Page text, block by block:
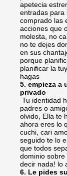
apetecia
entradas para
comprado las
acciones que
molesta, no
no te dejes
en sus
porque
planificar la
hagas
5. empieza a
privado
Tu identidad
padres o
olvido, Ella te
ahora eres lo
cuchi, cari
seguido te lo
que todos
dominio sobre
decir nada! lo
6. Le pides